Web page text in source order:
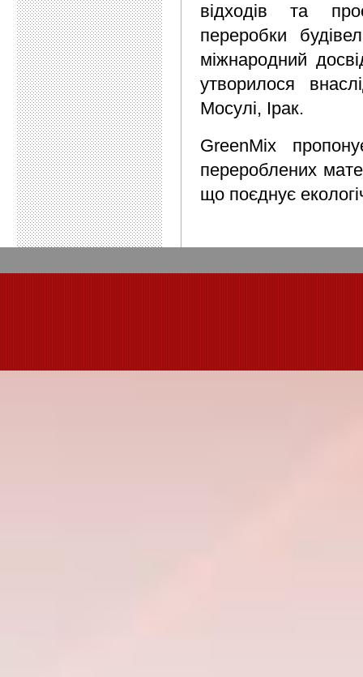
відходів та
переробки
міжнародний
утворилося
Мосулі, Ірак.
GreenMix
перероблених
що поєднує